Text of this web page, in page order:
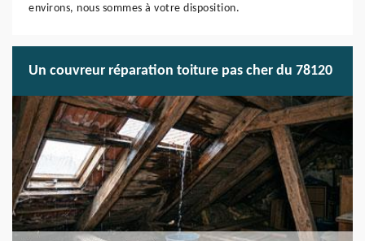
environs, nous sommes à votre disposition.
Un couvreur réparation toiture pas cher du 78120